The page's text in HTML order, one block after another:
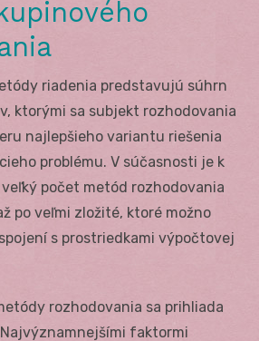
riadenia predstavujú súhrn
ktorými sa subjekt rozhodovania
najlepšieho variantu riešenia
problému. V súčasnosti je k
počet metód rozhodovania
po veľmi zložité, ktoré možno
s prostriedkami výpočtovej
rozhodovania sa prihliada
faktormi